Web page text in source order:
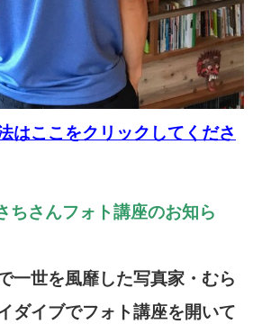
はここをクリックしてくださ
ちさんフォト講座のお知ら
一世を風靡した写真家・むら
ダイブでフォト講座を開いて